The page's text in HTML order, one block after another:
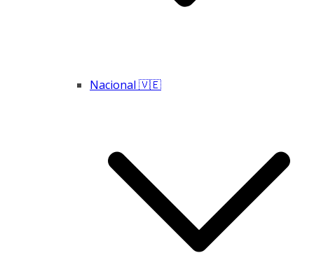
Nacional 🇻🇪